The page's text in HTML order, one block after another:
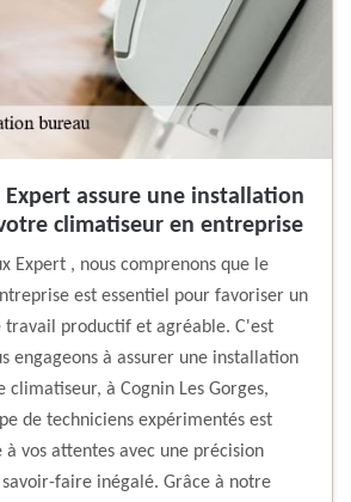
assure une installation
climatiseur en entreprise
Expert , nous comprenons que le
est essentiel pour favoriser un
travail productif et agréable. C'est
engageons à assurer une installation
climatiseur, à Cognin Les Gorges,
de techniciens expérimentés est
vos attentes avec une précision
faire inégalé. Grâce à notre